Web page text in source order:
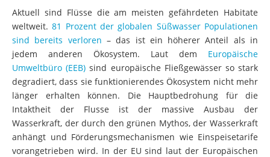
Aktuell sind Flüsse die am meisten gefährdeten Habitate
weltweit.81 Prozent der globalen Süßwasser Populationen
sind bereits verloren – das ist ein höherer Anteil als in
jedem anderen Ökosystem. Laut dem Europäische
Umweltbüro (EEB) sind europäische Fließgewässer so stark
degradiert, dass sie funktionierendes Ökosystem nicht mehr
länger erhalten können. Die Hauptbedrohung für die
Intaktheit der Flusse ist der massive Ausbau der
Wasserkraft, der durch den grünen Mythos, der Wasserkraft
anhängt und Förderungsmechanismen wie Einspeisetarife
vorangetrieben wird. In der EU sind laut der Europäischen